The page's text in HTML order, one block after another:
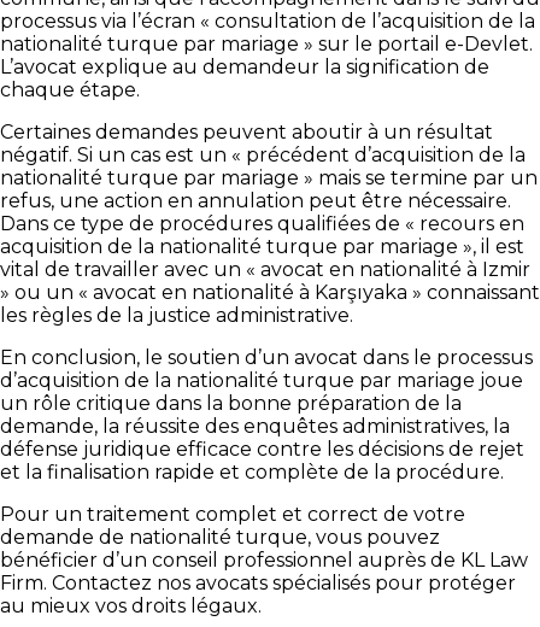
processus via l’écran « consultation de l’acquisition de la
nationalité turque par mariage » sur le portail e-Devlet.
L’avocat explique au demandeur la signification de
chaque étape.
Certaines demandes peuvent aboutir à un résultat
négatif. Si un cas est un « précédent d’acquisition de la
nationalité turque par mariage » mais se termine par un
refus, une action en annulation peut être nécessaire.
Dans ce type de procédures qualifiées de « recours en
acquisition de la nationalité turque par mariage », il est
vital de travailler avec un « avocat en nationalité à Izmir
» ou un « avocat en nationalité à Karşıyaka » connaissant
les règles de la justice administrative.
En conclusion, le soutien d’un avocat dans le processus
d’acquisition de la nationalité turque par mariage joue
un rôle critique dans la bonne préparation de la
demande, la réussite des enquêtes administratives, la
défense juridique efficace contre les décisions de rejet
et la finalisation rapide et complète de la procédure.
Pour un traitement complet et correct de votre
demande de nationalité turque, vous pouvez
bénéficier d’un conseil professionnel auprès de KL Law
Firm. Contactez nos avocats spécialisés pour protéger
au mieux vos droits légaux.